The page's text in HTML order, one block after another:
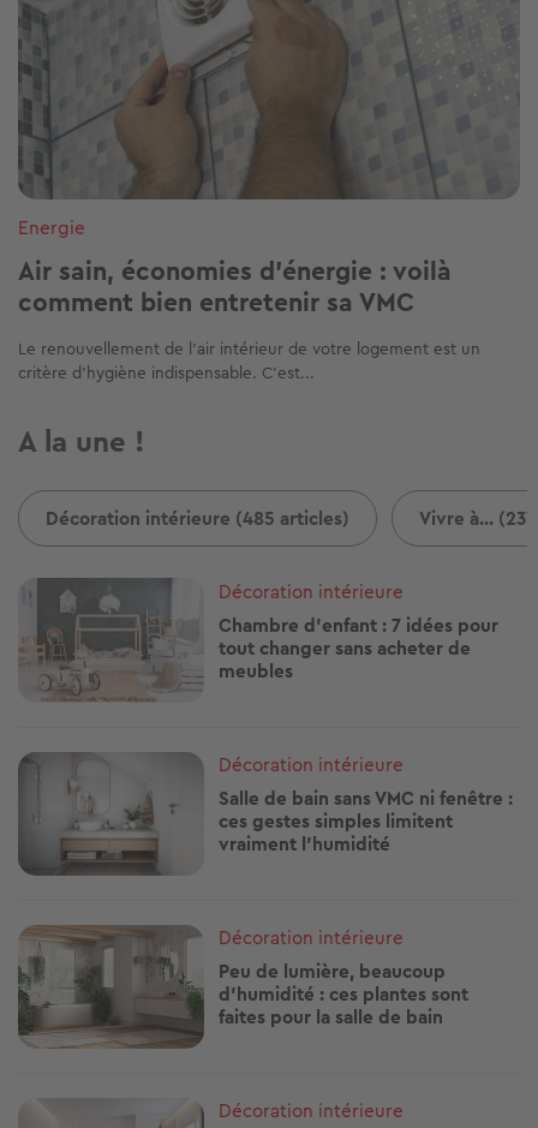
Energie
Air sain, économies d'énergie : voilà
comment bien entretenir sa VMC
Le renouvellement de l'air intérieur de votre logement est un
critère d'hygiène indispensable. C'est...
A la une !
Décoration intérieure (485 articles) Vivre à...
Image
Décoration intérieure
Chambre d’enfant : 7 idées pour
tout changer sans acheter de
meubles
Image
Décoration intérieure
Salle de bain sans VMC ni fenêtre :
ces gestes simples limitent
vraiment l’humidité
Image
Décoration intérieure
Peu de lumière, beaucoup
d’humidité : ces plantes sont
faites pour la salle de bain
Décoration intérieure